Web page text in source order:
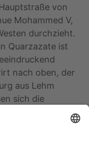
von
Mohammed V,
durchzieht.
Quarzazate ist
nach oben, der
aus Lehm
sich die
aus Lehm bei
erkunden. Die
eines Khalifa des